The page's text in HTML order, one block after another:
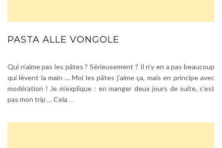
PASTA ALLE VONGOLE
Qui n’aime pas les pâtes ? Sérieusement ? Il n’y en a pas beaucoup
qui lèvent la main … Moi les pâtes j’aime ça, mais en principe avec
modération ! Je m’explique : en manger deux jours de suite, c’est
pas mon trip … Cela …